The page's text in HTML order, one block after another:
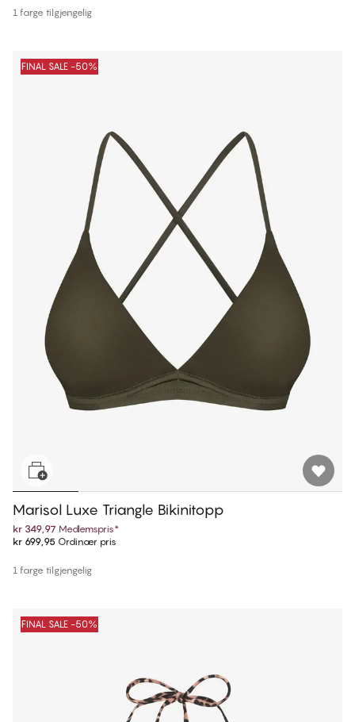
1 farge tilgjengelig
FINAL SALE -50%
Marisol Luxe Triangle Bikinitopp
kr 349,97 Medlemspris*
kr 699,95 Ordinær pris
1 farge tilgjengelig
FINAL SALE -50%